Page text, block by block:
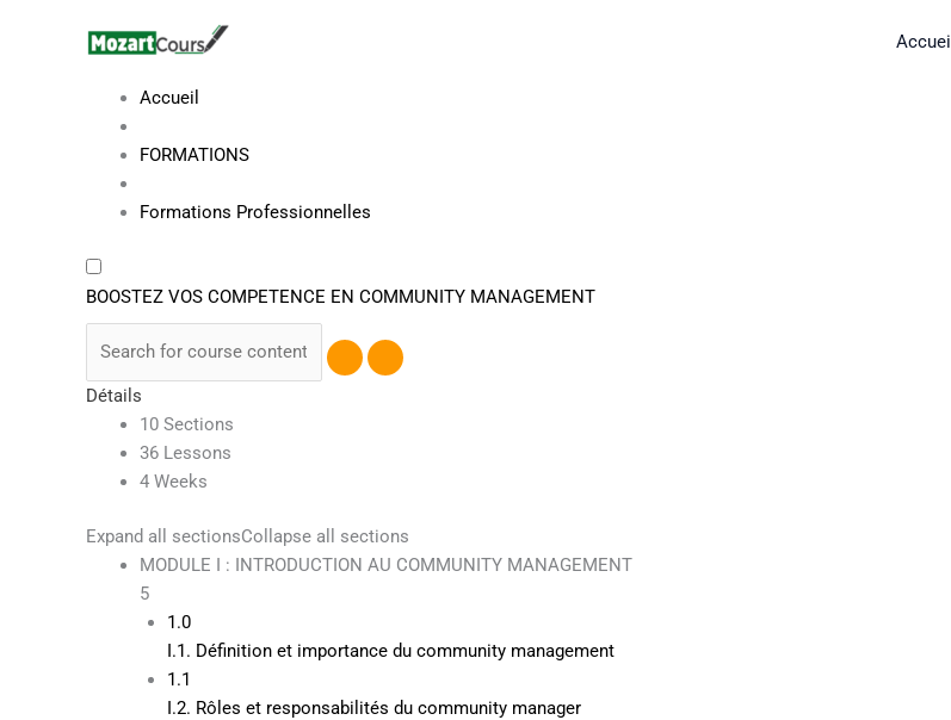
Accueil
Accueil
FORMATIONS
Formations Professionnelles
BOOSTEZ VOS COMPETENCE EN COMMUNITY MANAGEMENT
Détails
10 Sections
36 Lessons
4 Weeks
Expand all sectionsCollapse all sections
MODULE I : INTRODUCTION AU COMMUNITY MANAGEMENT
5
1.0
I.1. Définition et importance du community management
1.1
I.2. Rôles et responsabilités du community manager